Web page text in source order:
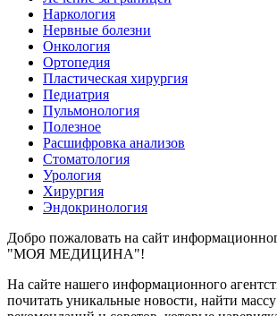
Наркология
Нервные болезни
Онкология
Ортопедия
Пластическая хирургия
Педиатрия
Пульмонология
Полезное
Расшифровка анализов
Стоматология
Урология
Хирургия
Эндокринология
Добро пожаловать на сайт
"МОЯ МЕДИЦИНА"!
На сайте нашего информационного
почитать уникальные новости, найти